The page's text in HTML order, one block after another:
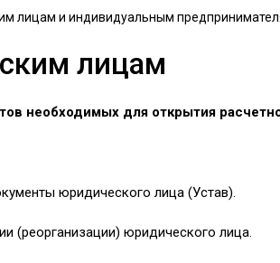
лицам и индивидуальным
лицам
необходимых для открытия
юридического лица (Устав).
(реорганизации) юридического лица.